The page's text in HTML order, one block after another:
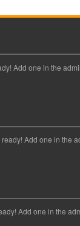
Add one in the
Add one in the
Add one in the